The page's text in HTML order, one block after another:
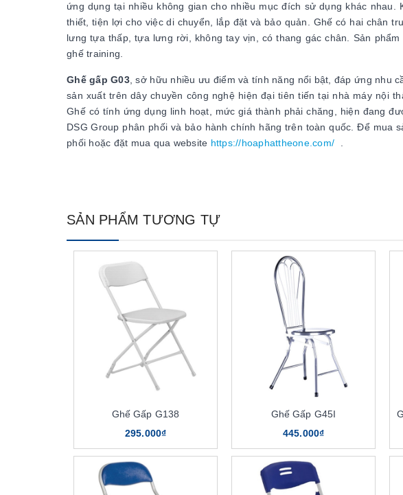
ứng dụng tại nhiều không gian cho nhiều mục đích sử dụng khác
thiết, tiện lợi cho việc di chuyển, lắp đặt và bảo quản. Ghế có hai chân
lưng tựa thấp, tựa lưng rời, không tay vịn, có thang gác chân. Sản
ghế training.
Ghế gấp G03, sở hữu nhiều ưu điểm và tính năng nổi bật, đáp ứng nhu
sản xuất trên dây chuyền công nghệ hiện đại tiên tiến tại nhà máy nội
Ghế có tính ứng dụng linh hoạt, mức giá thành phải chăng, hiện đang
DSG Group phân phối và bảo hành chính hãng trên toàn quốc. Để mua
phối hoặc đặt mua qua website https://hoaphattheone.com/
SẢN PHẨM TƯƠNG TỰ
Ghế Gấp G138
295.000₫
Ghế Gấp G45I
445.000₫